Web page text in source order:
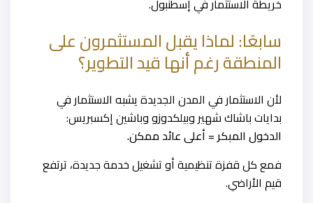
خريطة الاستثمار في إسطنبول.
سابعًا: لماذا يقبل المستثمرون على
المنطقة رغم أنها قيد التطوير؟
لأن الاستثمار في المدن الجديدة يشبه الاستثمار في
بدايات باشاك شهير وبيلكدوزو وباشين إكسبريس:
الدخول المبكر = أعلى عائد ممكن.
فمع كل قفزة تنظيمية أو تشغيل خدمة جديدة، ترتفع
قيم الأراضي.